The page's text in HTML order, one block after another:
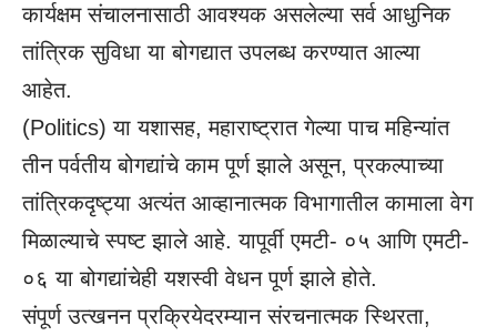
कार्यक्षम संचालनासाठी आवश्यक असलेल्या सर्व आधुनिक
तांत्रिक सुविधा या बोगद्यात उपलब्ध करण्यात आल्या
आहेत.
(Politics) या यशासह, महाराष्ट्रात गेल्या पाच महिन्यांत
तीन पर्वतीय बोगद्यांचे काम पूर्ण झाले असून, प्रकल्पाच्या
तांत्रिकदृष्ट्या अत्यंत आव्हानात्मक विभागातील कामाला वेग
मिळाल्याचे स्पष्ट झाले आहे. यापूर्वी एमटी- ०५ आणि एमटी-
०६ या बोगद्यांचेही यशस्वी वेधन पूर्ण झाले होते.
संपूर्ण उत्खनन प्रक्रियेदरम्यान संरचनात्मक स्थिरता,